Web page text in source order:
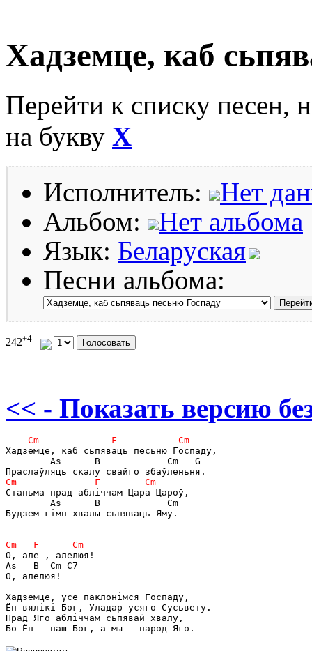
Хадземце, каб
Перейти к списку песен,
на букву Х
Исполнитель:
Нет
Альбом:
Нет альбома
Язык: Беларуская
Песни альбома:
242+4
<< - Показать версию
Хадземце, каб сьпяваць песьню Госпаду,
        As      B            Cm   G
Станьма прад абліччам Цара Цароў,
        As      B            Cm
Будзем гімн хвалы сьпяваць Яму.
О, але-, алелюя!
As   B  Cm C7
О, алелюя!
Хадземце, усе паклонімся Госпаду,
Ён вялікі Бог, Уладар усяго Сусьвету.
Прад Яго абліччам сьпявай хвалу,